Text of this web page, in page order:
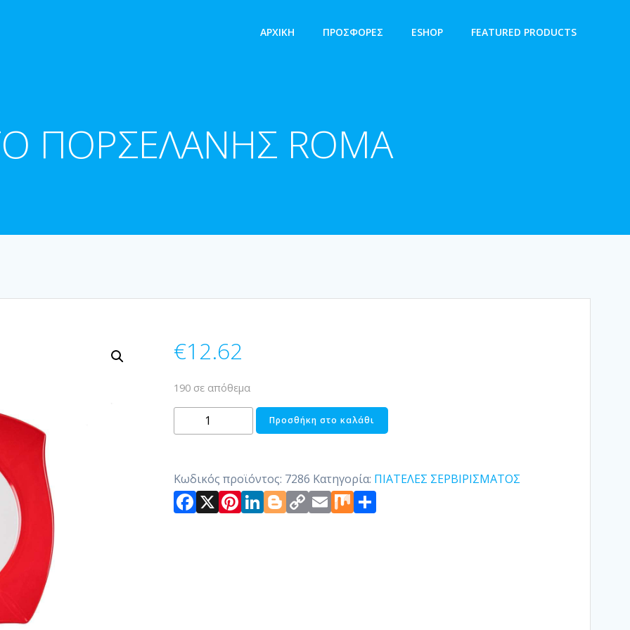
ΑΡΧΙΚΉ ΠΡΟΣΦΟΡΕΣ ESHOP FEATURED PRODUCTS
ΠΟΡΣΕΛΑΝΗΣ ROMA
€12.62
190 σε απόθεμα
ΠΙΑΤΟ
ΠΟΡΣΕΛΑΝΗΣ
Προσθήκη στο καλάθι
Κωδικός προϊόντος: 7286 Κατηγορία: ΠΙΑΤΕΛΕΣ ΣΕΡΒΙΡΙΣΜΑΤΟΣ
Facebook
X Pinterest
LinkedIn
Blogger
Copy
Link
Email
MixΜοιραστείτε